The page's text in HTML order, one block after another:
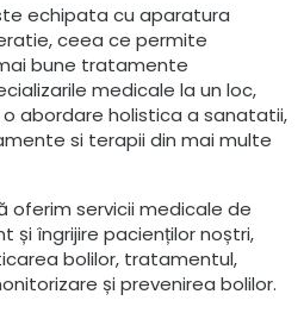
echipata cu aparatura
ceea ce permite
bune tratamente
medicale la un loc,
abordare holistica a sanatatii,
si terapii din mai multe
oferim servicii medicale de
îngrijire pacienților noștri,
bolilor, tratamentul,
și prevenirea bolilor.